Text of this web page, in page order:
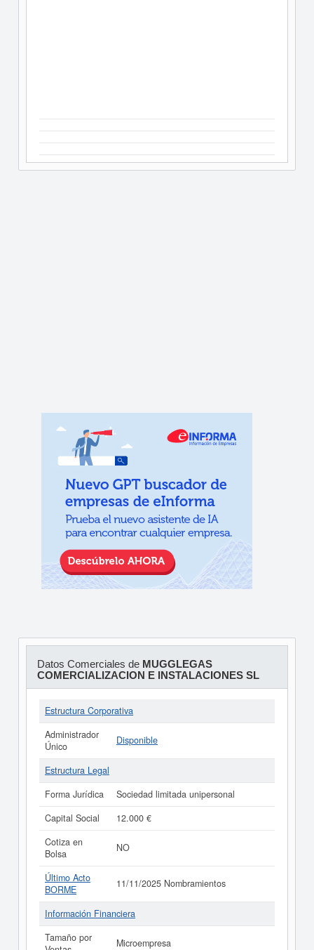
Datos Comerciales de MUGGLEGAS
COMERCIALIZACION E INSTALACIONES SL
Estructura Corporativa
Administrador
Único
Disponible
Estructura Legal
Forma Jurídica
Sociedad limitada unipersonal
Capital Social
12.000 €
Cotiza en
Bolsa
NO
Último Acto
BORME
11/11/2025 Nombramientos
Información Financiera
Tamaño por
Microempresa